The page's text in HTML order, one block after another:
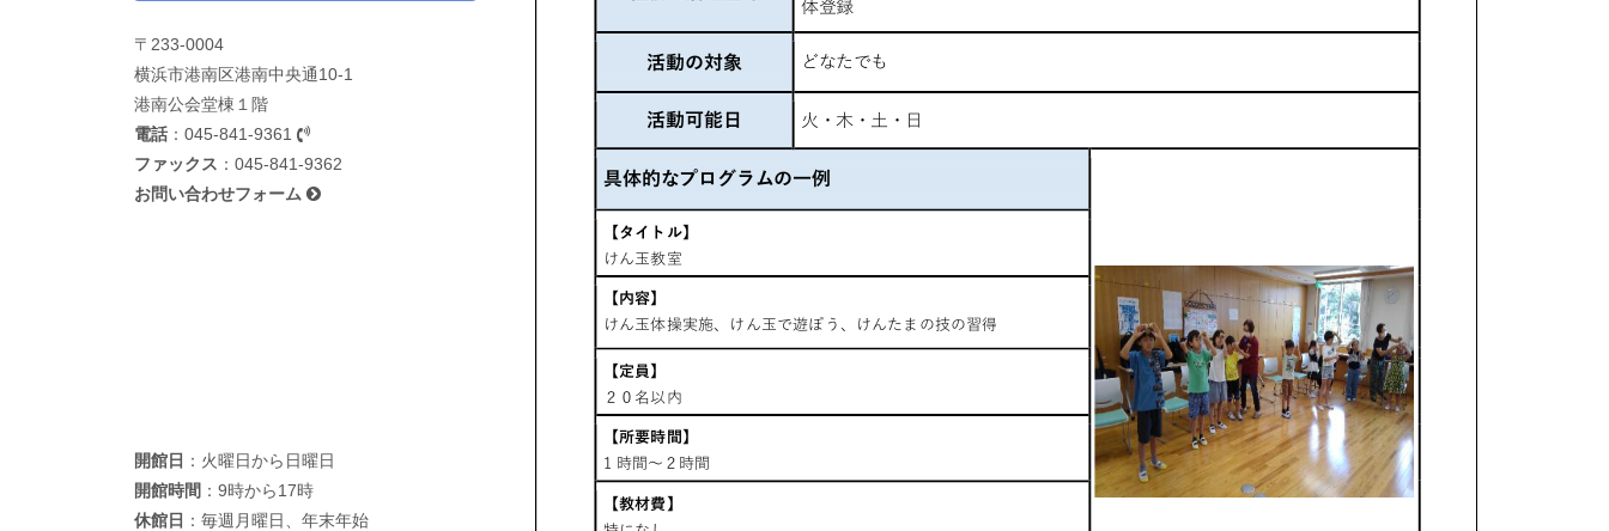
〒233-0004
横浜市港南区港南中央通10-1
港南公会堂棟１階
電話 ： 045-841-9361
ファックス ：045-841-9362
お問い合わせフォーム
開館日 ：火曜日から日曜日
開館時間 ：9時から17時
休館日 ：毎週月曜日、年末年始